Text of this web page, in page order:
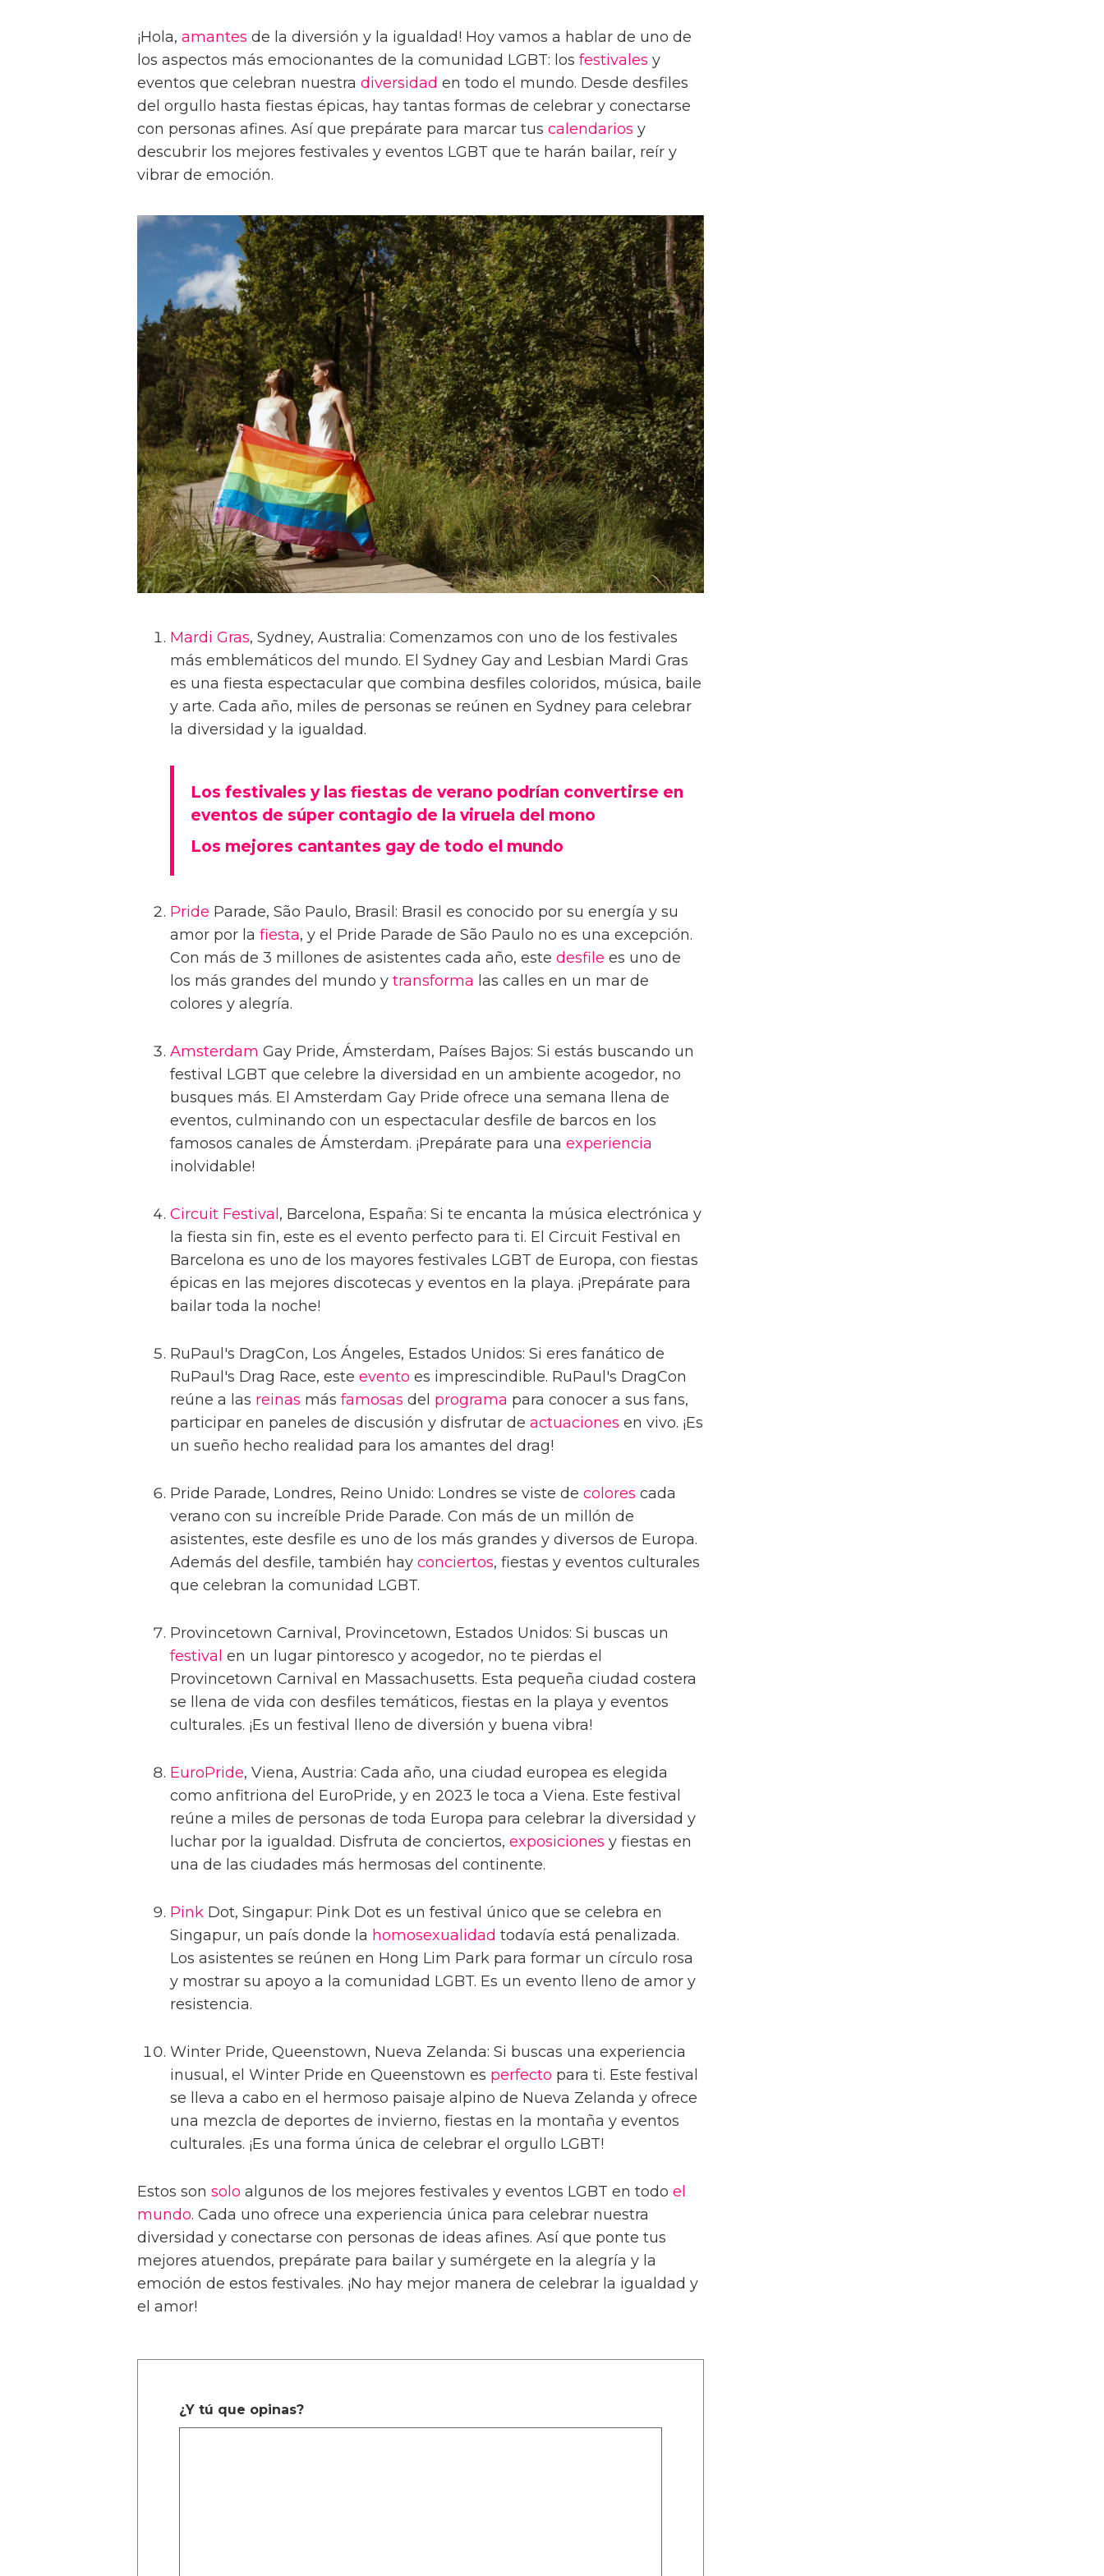
¡Hola, amantes de la diversión y la igualdad! Hoy vamos a hablar de uno de
los aspectos más emocionantes de la comunidad LGBT: los festivales y
eventos que celebran nuestra diversidad en todo el mundo. Desde desfiles
del orgullo hasta fiestas épicas, hay tantas formas de celebrar y conectarse
con personas afines. Así que prepárate para marcar tus calendarios y
descubrir los mejores festivales y eventos LGBT que te harán bailar, reír y
vibrar de emoción.
Mardi Gras, Sydney, Australia: Comenzamos con uno de los festivales
más emblemáticos del mundo. El Sydney Gay and Lesbian Mardi Gras
es una fiesta espectacular que combina desfiles coloridos, música, baile
y arte. Cada año, miles de personas se reúnen en Sydney para celebrar
la diversidad y la igualdad.
Los festivales y las fiestas de verano podrían convertirse en
eventos de súper contagio de la viruela del mono
Los mejores cantantes gay de todo el mundo
Pride Parade, São Paulo, Brasil: Brasil es conocido por su energía y su
amor por la fiesta, y el Pride Parade de São Paulo no es una excepción.
Con más de 3 millones de asistentes cada año, este desfile es uno de
los más grandes del mundo y transforma las calles en un mar de
colores y alegría.
Amsterdam Gay Pride, Ámsterdam, Países Bajos: Si estás buscando un
festival LGBT que celebre la diversidad en un ambiente acogedor, no
busques más. El Amsterdam Gay Pride ofrece una semana llena de
eventos, culminando con un espectacular desfile de barcos en los
famosos canales de Ámsterdam. ¡Prepárate para una experiencia
inolvidable!
Circuit Festival , Barcelona, España: Si te encanta la música electrónica y
la fiesta sin fin, este es el evento perfecto para ti. El Circuit Festival en
Barcelona es uno de los mayores festivales LGBT de Europa, con fiestas
épicas en las mejores discotecas y eventos en la playa. ¡Prepárate para
bailar toda la noche!
RuPaul's DragCon, Los Ángeles, Estados Unidos: Si eres fanático de
RuPaul's Drag Race, este evento es imprescindible. RuPaul's DragCon
reúne a las reinas más famosas del programa para conocer a sus fans,
participar en paneles de discusión y disfrutar de actuaciones en vivo. ¡Es
un sueño hecho realidad para los amantes del drag!
Pride Parade, Londres, Reino Unido: Londres se viste de colores cada
verano con su increíble Pride Parade. Con más de un millón de
asistentes, este desfile es uno de los más grandes y diversos de Europa.
Además del desfile, también hay conciertos, fiestas y eventos culturales
que celebran la comunidad LGBT.
Provincetown Carnival, Provincetown, Estados Unidos: Si buscas un
festival en un lugar pintoresco y acogedor, no te pierdas el
Provincetown Carnival en Massachusetts. Esta pequeña ciudad costera
se llena de vida con desfiles temáticos, fiestas en la playa y eventos
culturales. ¡Es un festival lleno de diversión y buena vibra!
EuroPride, Viena, Austria: Cada año, una ciudad europea es elegida
como anfitriona del EuroPride, y en 2023 le toca a Viena. Este festival
reúne a miles de personas de toda Europa para celebrar la diversidad y
luchar por la igualdad. Disfruta de conciertos, exposiciones y fiestas en
una de las ciudades más hermosas del continente.
Pink Dot, Singapur: Pink Dot es un festival único que se celebra en
Singapur, un país donde la homosexualidad todavía está penalizada.
Los asistentes se reúnen en Hong Lim Park para formar un círculo rosa
y mostrar su apoyo a la comunidad LGBT. Es un evento lleno de amor y
resistencia.
Winter Pride, Queenstown, Nueva Zelanda: Si buscas una experiencia
inusual, el Winter Pride en Queenstown es perfecto para ti. Este festival
se lleva a cabo en el hermoso paisaje alpino de Nueva Zelanda y ofrece
una mezcla de deportes de invierno, fiestas en la montaña y eventos
culturales. ¡Es una forma única de celebrar el orgullo LGBT!
Estos son solo algunos de los mejores festivales y eventos LGBT en todo el
mundo. Cada uno ofrece una experiencia única para celebrar nuestra
diversidad y conectarse con personas de ideas afines. Así que ponte tus
mejores atuendos, prepárate para bailar y sumérgete en la alegría y la
emoción de estos festivales. ¡No hay mejor manera de celebrar la igualdad y
el amor!
¿Y tú que opinas?